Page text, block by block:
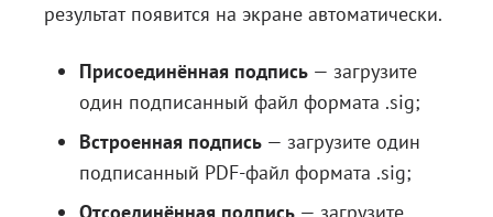
результат появится на экране автоматически.
Присоединённая подпись — загрузите
один подписанный файл формата .sig;
Встроенная подпись — загрузите один
подписанный PDF-файл формата .sig;